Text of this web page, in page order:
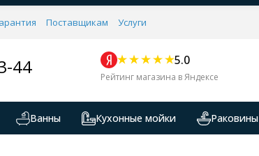
Поставщикам Услуги
44 5.0
Рейтинг магазина в Яндексе
Ванны Кухонные мойки Раковины